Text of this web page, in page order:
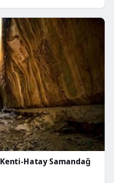
Hatay Samandağ